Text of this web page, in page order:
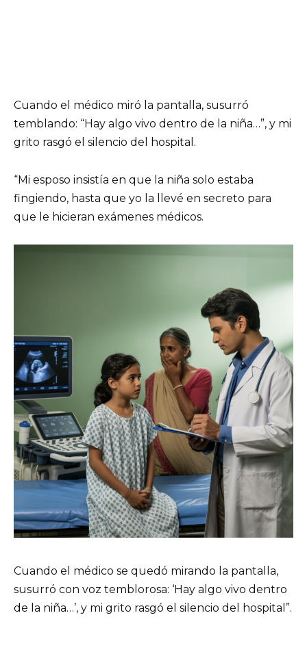
Cuando el médico miró la pantalla, susurró
temblando: “Hay algo vivo dentro de la niña…”, y mi
grito rasgó el silencio del hospital.
“Mi esposo insistía en que la niña solo estaba
fingiendo, hasta que yo la llevé en secreto para
que le hicieran exámenes médicos.
Cuando el médico se quedó mirando la pantalla,
susurró con voz temblorosa: ‘Hay algo vivo dentro
de la niña…’, y mi grito rasgó el silencio del hospital”.